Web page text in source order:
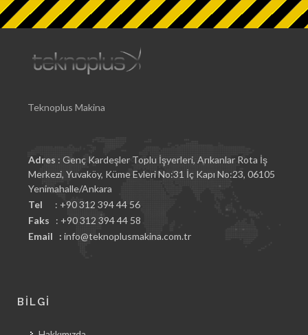
Teknoplus Makina
Adres : Genç Kardeşler Toplu İşyerleri, Arıkanlar Rota İş
Merkezi, Yuvaköy, Küme Evleri No:31 İç Kapı No:23, 06105
Yenimahalle/Ankara
Tel : +90 312 394 44 56
Faks : +90 312 394 44 58
Email : info@teknoplusmakina.com.tr
BİLGİ